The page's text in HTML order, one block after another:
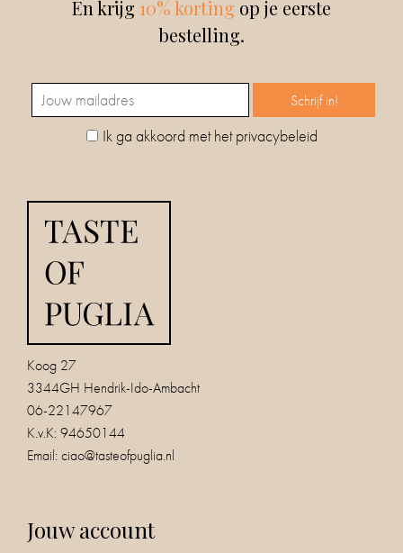
En krijg 10% korting op je eerste
bestelling.
Ik ga akkoord met het privacybeleid
Koog 27
3344GH Hendrik-Ido-Ambacht
06-22147967
K.v.K: 94650144
Email: ciao@tasteofpuglia.nl
Jouw account